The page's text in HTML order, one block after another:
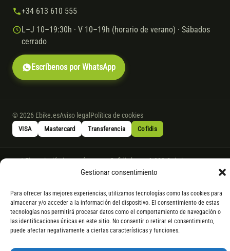
Gestionar consentimiento
Para ofrecer las mejores experiencias, utilizamos tecnologías como las cookies para
almacenar y/o acceder a la información del dispositivo. El consentimiento de estas
tecnologías nos permitirá procesar datos como el comportamiento de navegación o
las identificaciones únicas en este sitio. No consentir o retirar el consentimiento,
puede afectar negativamente a ciertas características y funciones.
+34 613 610 555
L–J 10–19:30h · V 10–19h (horario de verano) · Sábados
cerrado
Escríbenos por WhatsApp
© 2026 Ebike.esAviso legalPolítica de cookies
VISA Mastercard Transferencia Cofidis
* Financiación instantánea con Cofidis hasta 6.000 € sin intereses.
Gasto de apertura: 4% hasta 18 meses y 7% a 24 meses. Consulta
* Los modelos con entrega inmediata se envían 24 h laborables tras el
pago; los de bajo pedido se confirman con un asesor. Si no fuera posible
servir el producto, se devuelve el importe sin coste. La información de
componentes es orientativa; los fabricantes pueden sustituir elementos